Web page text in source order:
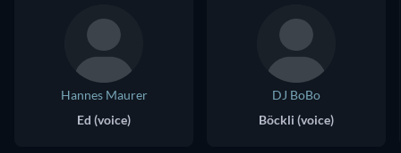
Hannes Maurer
Ed (voice)
DJ BoBo
Böckli (voice)